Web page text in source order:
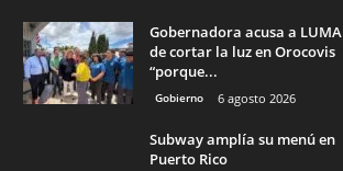
Gobernadora acusa a LUMA
de cortar la luz en Orocovis
“porque...
Gobierno 6 agosto 2026
Subway amplía su menú en
Puerto Rico